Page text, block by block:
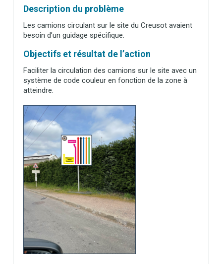
Description du problème
Les camions circulant sur le site du Creusot avaient
besoin d’un guidage spécifique.
Objectifs et résultat de l’action
Faciliter la circulation des camions sur le site avec un
système de code couleur en fonction de la zone à
atteindre.